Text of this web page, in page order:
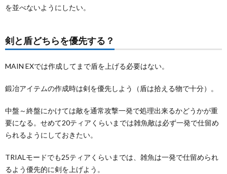
を並べないようにしたい。
剣と盾どちらを優先する？
MAIN EXでは作成してまで盾を上げる必要はない。
鍛冶アイテムの作成時は剣を優先しよう（盾は拾える物で十分）。
中盤～終盤にかけては敵を通常攻撃一発で処理出来るかどうかが重
要になる。せめて20ティアくらいまでは雑魚敵は必ず一発で仕留め
られるようにしておきたい。
TRIALモードでも25ティアくらいまでは、雑魚は一発で仕留められ
るよう優先的に剣を上げよう。